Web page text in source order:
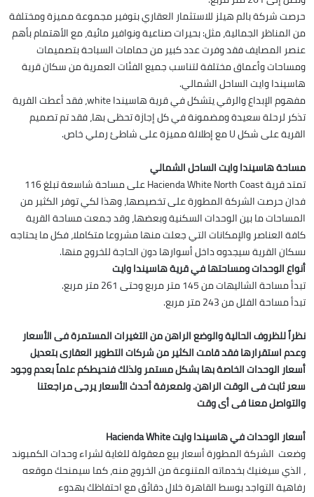
حرصت شركة بالم هيلز للاستثمار العقاري بتوفير مجموعة مميزة ومختلفة
من المناظر الجمالية، مثل: بحيرات صناعية ونوافير مائية، مع الأهتمام بأهم
عنصر المصايف فقد وفرت عدد كبير من حمامات السباحة بتصميمات
ومساحات وأعماق مختلفة لتناسب جميع الفئات العمرية من سكان قرية
هاسيندا وايت الساحل الشمالي.
مفهوم الإبداع والرقي يتشكل في قرية هاسيندا white، فقد أعطت القرية
تذكر لرحلة سعيدة ومضمونة في كل إجازة تحظى بها، فقد تم تصميم
القرية على شكل U مع إطلالة مميزة على شاطئ رملي خاص.
مساحة هاسيندا وايت الساحل الشمالي
تمتد قرية Hacienda White North Coast على مساحة شاسعة تبلغ 116
فدان حرصت الشركة المطورة على تخصيصها، وهذا لكي توفر الكثير من
المساحات ما بين الوحدات السكنية وبعضها، وقد جمعت مساحة القرية
كافة العناصر والإمكانات التي جعلت منها مشروعا متكاملا، فكل ما يحتاجه
ىسكان القرية سيجدوه داخل أسوارها دون الحاجة للخروج منها.
أنواع الوحدات ومساحتها في قرية هاسيندا وايت
تبدأ مساحة الشاليهات من 145 متر مربع وحتى 261 متر مربع.
تبدأ مساحة الفلل من 243 متر مربع.
نظراً للظروف الحالية والوضع الراهن من التغيرات المستمرة فى الأسعار
وعدم استقرارها فقد قامت الكثير من شركات التطوير العقارى بتعديل
أسعار الوحدات الخاصة بها بشكل مستمر ولذلك فنحيطكم علماً بعدم وجود
سعر ثابت فى الوقت الراهن. ولمعرفة أحدث الأسعار يرجى مراجعتنا
والتواصل معنا فى أى وقت
أسعار الوحدات في هاسيندا وايت Hacienda White
وضعت الشركة المطورة أسعار بيع معقولة للغاية لشراء وحدات الكمبوند
، الذي سيغنيك بخدماته المتنوعة من الخروج منه، كما سيمنحك موقعه
رفاهية التواجد بوسط القاهرة خلال دقائق مع احتفاظك بهدوء